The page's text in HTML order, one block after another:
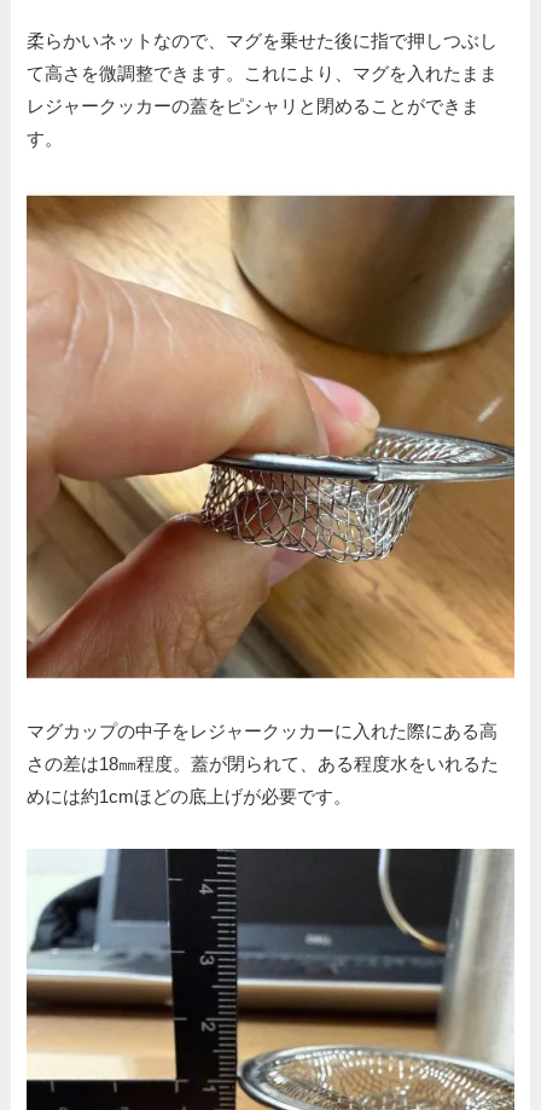
柔らかいネットなので、マグを乗せた後に指で押しつぶし
て高さを微調整できます。これにより、マグを入れたまま
レジャークッカーの蓋をピシャリと閉めることができま
す。
マグカップの中子をレジャークッカーに入れた際にある高
さの差は18㎜程度。蓋が閉られて、ある程度水をいれるた
めには約1cmほどの底上げが必要です。